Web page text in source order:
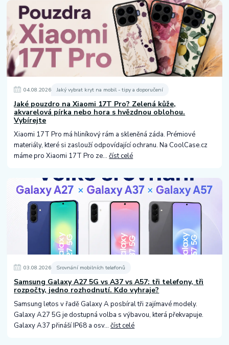
04.08.2026 Jaký vybrat kryt na mobil - tipy a doporučení
Jaké pouzdro na Xiaomi 17T Pro? Zelená kůže,
akvarelová pírka nebo hora s hvězdnou oblohou.
Vybírejte
Xiaomi 17T Pro má hliníkový rám a skleněná záda. Prémiové
materiály, které si zaslouží odpovídající ochranu. Na CoolCase.cz
máme pro Xiaomi 17T Pro ze...číst celé
03.08.2026 Srovnání mobilních telefonů
Samsung Galaxy A27 5G vs A37 vs A57: tři telefony, tři
rozpočty, jedno rozhodnutí. Kdo vyhraje?
Samsung letos v řadě Galaxy A posbíral tři zajímavé modely.
Galaxy A27 5G je dostupná volba s výbavou, která překvapuje.
Galaxy A37 přináší IP68 a osv...číst celé